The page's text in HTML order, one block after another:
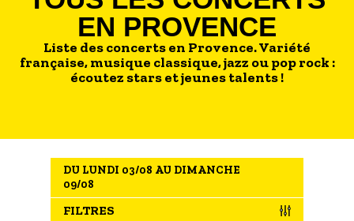
PASSEZ À TABLE
SOUS TOUTES LES COUTUMES
L'AGENDA
LES GUIDES TOURISTIQUES
LES OFFRES MYPROVENCE
EN PROVENCE
Liste des concerts en Provence. Variété
française, musique classique, jazz ou pop rock :
écoutez stars et jeunes talents !
DU LUNDI 03/08 AU DIMANCHE
09/08
FILTRES